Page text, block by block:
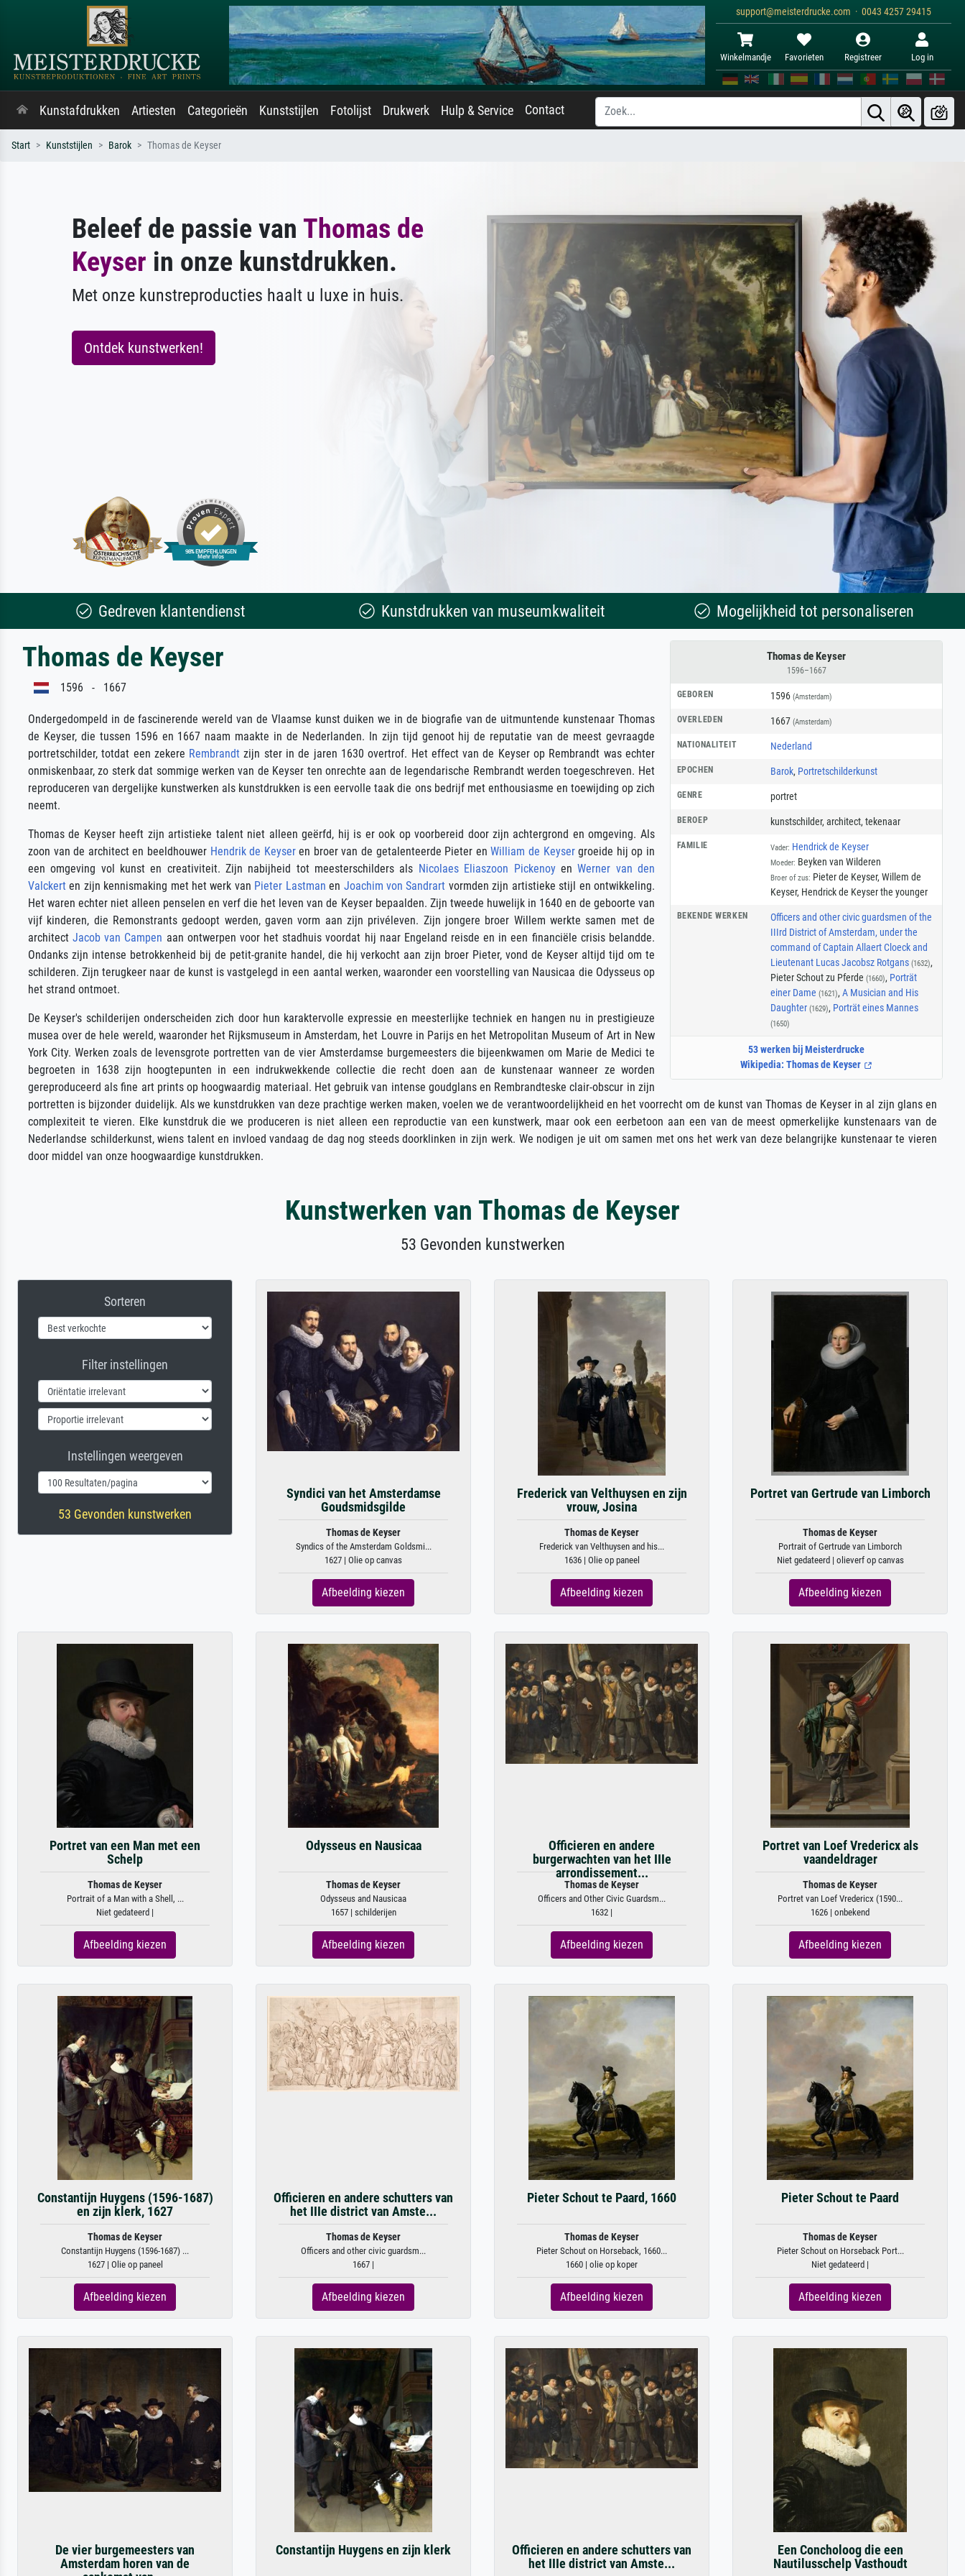
support@meisterdrucke.com · 0043 4257 29415
Winkelmandje Favorieten Registreer Log in
Kunstafdrukken Artiesten Categorieën Kunststijlen Fotolijst Drukwerk Hulp & Service Contact
Start Kunststijlen Barok Thomas de Keyser
Beleef de passie van Thomas de
Keyser in onze kunstdrukken.
Met onze kunstreproducties haalt u luxe in huis.
Ontdek kunstwerken!
Gedreven klantendienst Kunstdrukken van museumkwaliteit Mogelijkheid tot personaliseren
Thomas de Keyser
1596–1667
GEBOREN 1596 (Amsterdam)
OVERLEDEN 1667 (Amsterdam)
NATIONALITEIT Nederland
EPOCHEN Barok, Portretschilderkunst
GENRE portret
BEROEP kunstschilder, architect, tekenaar
FAMILIE Vader: Hendrick de Keyser
Moeder: Beyken van Wilderen
Broer of zus: Pieter de Keyser, Willem de
Keyser, Hendrick de Keyser the younger
BEKENDE WERKEN
Officers and other civic guardsmen of the
IIIrd District of Amsterdam, under the
command of Captain Allaert Cloeck and
Lieutenant Lucas Jacobsz Rotgans (1632),
Pieter Schout zu Pferde (1660), Porträt
einer Dame (1621), A Musician and His
Daughter (1629), Porträt eines Mannes
(1650)
53 werken bij Meisterdrucke
Wikipedia: Thomas de Keyser
Thomas de Keyser
1596 - 1667
Ondergedompeld in de fascinerende wereld van de Vlaamse kunst duiken we in de biografie van de uitmuntende kunstenaar Thomas
de Keyser, die tussen 1596 en 1667 naam maakte in de Nederlanden. In zijn tijd genoot hij de reputatie van de meest gevraagde
portretschilder, totdat een zekere Rembrandt zijn ster in de jaren 1630 overtrof. Het effect van de Keyser op Rembrandt was echter
onmiskenbaar, zo sterk dat sommige werken van de Keyser ten onrechte aan de legendarische Rembrandt werden toegeschreven. Het
reproduceren van dergelijke kunstwerken als kunstdrukken is een eervolle taak die ons bedrijf met enthousiasme en toewijding op zich
neemt.
Thomas de Keyser heeft zijn artistieke talent niet alleen geërfd, hij is er ook op voorbereid door zijn achtergrond en omgeving. Als
zoon van de architect en beeldhouwer Hendrik de Keyseren broer van de getalenteerde Pieter enWilliam de Keysergroeide hij op in
een omgeving vol kunst en creativiteit. Zijn nabijheid tot meesterschilders als Nicolaes Eliaszoon PickenoyenWerner van den
Valckert en zijn kennismaking met het werk van Pieter Lastman en Joachim von Sandrart vormden zijn artistieke stijl en ontwikkeling.
Het waren echter niet alleen penselen en verf die het leven van de Keyser bepaalden. Zijn tweede huwelijk in 1640 en de geboorte van
vijf kinderen, die Remonstrants gedoopt werden, gaven vorm aan zijn privéleven. Zijn jongere broer Willem werkte samen met de
architectJacob van Campen aan ontwerpen voor het stadhuis voordat hij naar Engeland reisde en in een financiële crisis belandde.
Ondanks zijn intense betrokkenheid bij de petit-granite handel, die hij verkocht aan zijn broer Pieter, vond de Keyser altijd tijd om te
schilderen. Zijn terugkeer naar de kunst is vastgelegd in een aantal werken, waaronder een voorstelling van Nausicaa die Odysseus op
het strand ontmoet.
De Keyser's schilderijen onderscheiden zich door hun karaktervolle expressie en meesterlijke techniek en hangen nu in prestigieuze
musea over de hele wereld, waaronder het Rijksmuseum in Amsterdam, het Louvre in Parijs en het Metropolitan Museum of Art in New
York City. Werken zoals de levensgrote portretten van de vier Amsterdamse burgemeesters die bijeenkwamen om Marie de Medici te
begroeten in 1638 zijn hoogtepunten in een indrukwekkende collectie die recht doen aan de kunstenaar wanneer ze worden
gereproduceerd als fine art prints op hoogwaardig materiaal. Het gebruik van intense goudglans en Rembrandteske clair-obscur in zijn
portretten is bijzonder duidelijk. Als we kunstdrukken van deze prachtige werken maken, voelen we de verantwoordelijkheid en het voorrecht om de kunst van Thomas de Keyser in al zijn glans en
complexiteit te vieren. Elke kunstdruk die we produceren is niet alleen een reproductie van een kunstwerk, maar ook een eerbetoon aan een van de meest opmerkelijke kunstenaars van de
Nederlandse schilderkunst, wiens talent en invloed vandaag de dag nog steeds doorklinken in zijn werk. We nodigen je uit om samen met ons het werk van deze belangrijke kunstenaar te vieren
door middel van onze hoogwaardige kunstdrukken.
Kunstwerken van Thomas de Keyser
53 Gevonden kunstwerken
Sorteren
Filter instellingen
Instellingen weergeven
53 Gevonden kunstwerken
Syndici van het Amsterdamse
Goudsmidsgilde
Thomas de Keyser
Syndics of the Amsterdam Goldsmi...
1627 | Olie op canvas
Afbeelding kiezen
Frederick van Velthuysen en zijn
vrouw, Josina
Thomas de Keyser
Frederick van Velthuysen and his...
1636 | Olie op paneel
Afbeelding kiezen
Portret van Gertrude van Limborch
Thomas de Keyser
Portrait of Gertrude van Limborch
Niet gedateerd | olieverf op canvas
Afbeelding kiezen
Portret van een Man met een
Schelp
Thomas de Keyser
Portrait of a Man with a Shell, ...
Niet gedateerd |
Afbeelding kiezen
Odysseus en Nausicaa
Thomas de Keyser
Odysseus and Nausicaa
1657 | schilderijen
Afbeelding kiezen
Officieren en andere
burgerwachten van het IIIe
arrondissement...
Thomas de Keyser
Officers and Other Civic Guardsm...
1632 |
Afbeelding kiezen
Portret van Loef Vredericx als
vaandeldrager
Thomas de Keyser
Portret van Loef Vredericx (1590...
1626 | onbekend
Afbeelding kiezen
Constantijn Huygens (1596-1687)
en zijn klerk, 1627
Thomas de Keyser
Constantijn Huygens (1596-1687) ...
1627 | Olie op paneel
Afbeelding kiezen
Officieren en andere schutters van
het IIIe district van Amste...
Thomas de Keyser
Officers and other civic guardsm...
1667 |
Afbeelding kiezen
Pieter Schout te Paard, 1660
Thomas de Keyser
Pieter Schout on Horseback, 1660...
1660 | olie op koper
Afbeelding kiezen
Pieter Schout te Paard
Thomas de Keyser
Pieter Schout on Horseback Port...
Niet gedateerd |
Afbeelding kiezen
De vier burgemeesters van
Amsterdam horen van de
Constantijn Huygens en zijn klerk
Officieren en andere schutters van
het IIIe district van Amste...
Een Concholoog die een
Nautilusschelp Vasthoudt